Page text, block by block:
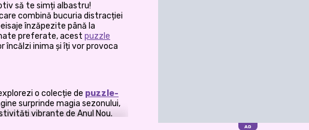
să te simți albastru!
combină bucuria distracției
înzăpezite până la
preferate, acest puzzle
încălzi inima și îți vor provoca
o colecție de puzzle-
surprinde magia sezonului,
vibrante de Anul Nou.